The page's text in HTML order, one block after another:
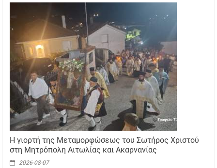
Η γιορτή της Μεταμορφώσεως του Σωτήρος Χριστού
στη Μητρόπολη Αιτωλίας και Ακαρνανίας
2026-08-07